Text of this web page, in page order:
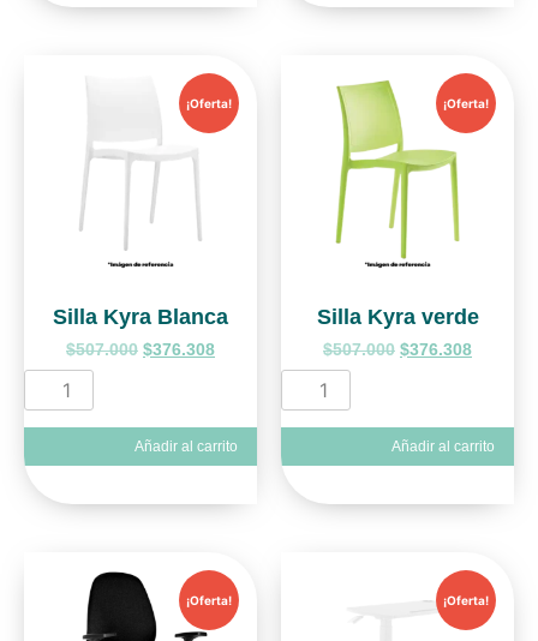
¡Oferta!
Silla Kyra Blanca
$507.000 $376.308
Añadir al carrito
¡Oferta!
Silla Kyra verde
$507.000 $376.308
Añadir al carrito
¡Oferta! ¡Oferta!